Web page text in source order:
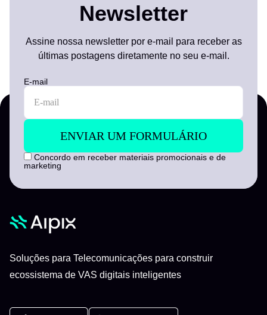
Newsletter
Assine nossa newsletter por e-mail para receber as
últimas postagens diretamente no seu e-mail.
E-mail
Concordo em receber materiais promocionais e de
marketing
Soluções para Telecomunicações para construir
ecossistema de VAS digitais inteligentes